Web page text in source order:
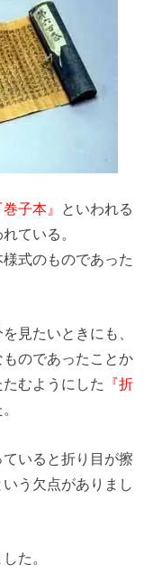
巻子本』 といわれる
ている。
式のものであった
見たいときにも、
のであったことか
むようにした
『折
いると折り目が擦
う欠点がありまし
た。